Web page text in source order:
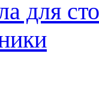
для